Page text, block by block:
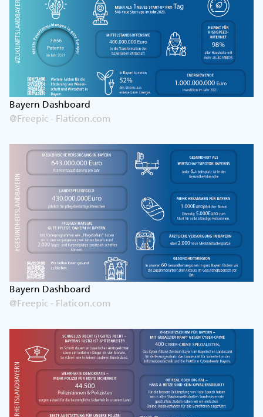
Bayern Dashboard
@Freepic - Flaticon.com
Bayern Dashboard
@Freepic - Flaticon.com